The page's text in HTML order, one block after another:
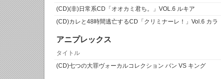
(CD)(非)日常系CD「オオカミ君ち。」VOL.6 ルキア
(CD)カレと48時間逃亡するCD「クリミナーレ！」Vol.6 カラ
アニプレックス
タイトル
(CD)七つの大罪ヴォーカルコレクション バン VS キング